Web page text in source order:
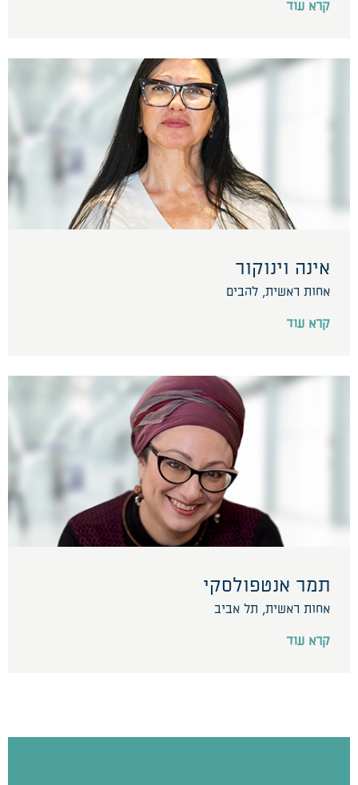
קרא עוד
אינה וינוקור
אחות ראשית, להבים
קרא עוד
תמר אנטפולסקי
אחות ראשית, תל אביב
קרא עוד